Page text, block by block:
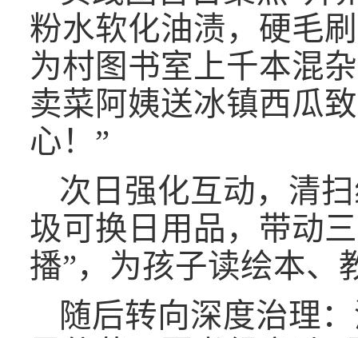
粉水软化油渍，硬毛
为村图书室上千本混
卖菜阿姨送冰镇西瓜
心！”
次日强化互动，清
圾可换日用品，带动
播”，为孩子读绘本、
随后转向深度治理